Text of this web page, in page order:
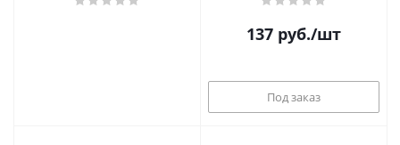
137 руб./шт
Под заказ